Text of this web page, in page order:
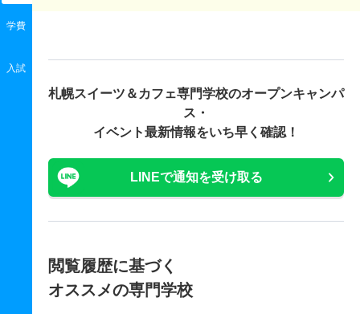
学費
入試
札幌スイーツ＆カフェ専門学校のオープンキャンパ
ス・
イベント最新情報をいち早く確認！
LINEで通知を受け取る
閲覧履歴に基づく
オススメの専門学校